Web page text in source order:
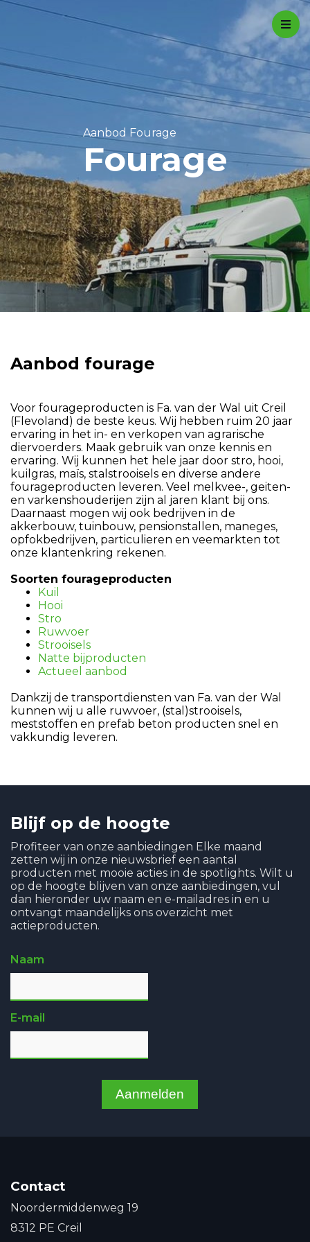
Contact
0527 27 48 00
info@favanderwal.nl
Home Fourage Meststoffen
Transport Over ons Actiepagina
Contact
Aanbod Fourage
Fourage
Aanbod fourage
Voor fourageproducten is Fa. van der Wal uit Creil
(Flevoland) de beste keus. Wij hebben ruim 20 jaar
ervaring in het in- en verkopen van agrarische
diervoerders. Maak gebruik van onze kennis en
ervaring. Wij kunnen het hele jaar door stro, hooi,
kuilgras, maïs, stalstrooisels en diverse andere
fourageproducten leveren. Veel melkvee-, geiten-
en varkenshouderijen zijn al jaren klant bij ons.
Daarnaast mogen wij ook bedrijven in de
akkerbouw, tuinbouw, pensionstallen, maneges,
opfokbedrijven, particulieren en veemarkten tot
onze klantenkring rekenen.
Soorten fourageproducten
Kuil
Hooi
Stro
Ruwvoer
Strooisels
Natte bijproducten
Actueel aanbod
Dankzij de transportdiensten van Fa. van der Wal
kunnen wij u alle ruwvoer, (stal)strooisels,
meststoffen en prefab beton producten snel en
vakkundig leveren.
Blijf op de hoogte
Profiteer van onze aanbiedingen Elke maand
zetten wij in onze nieuwsbrief een aantal
producten met mooie acties in de spotlights. Wilt u
op de hoogte blijven van onze aanbiedingen, vul
dan hieronder uw naam en e-mailadres in en u
ontvangt maandelijks ons overzicht met
actieproducten.
Naam
E-mail
Aanmelden
Contact
Noordermiddenweg 19
8312 PE Creil